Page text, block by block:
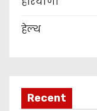
हेल्थ
Recent